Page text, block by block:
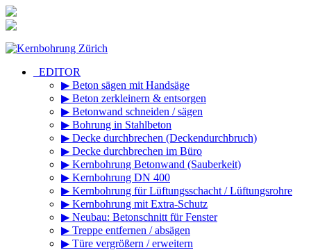
Inhalt
_EDITOR
▶ Beton sägen mit Handsäge
▶ Beton zerkleinern & entsorgen
▶ Betonwand schneiden / sägen
▶ Bohrung in Stahlbeton
▶ Decke durchbrechen (Deckendurchbruch)
▶ Decke durchbrechen im Büro
▶ Kernbohrung Betonwand (Sauberkeit)
▶ Kernbohrung DN 400
▶ Kernbohrung für Lüftungsschacht / Lüftungsrohre
▶ Kernbohrung mit Extra-Schutz
▶ Neubau: Betonschnitt für Fenster
▶ Treppe entfernen / absägen
▶ Türe vergrößern / erweitern